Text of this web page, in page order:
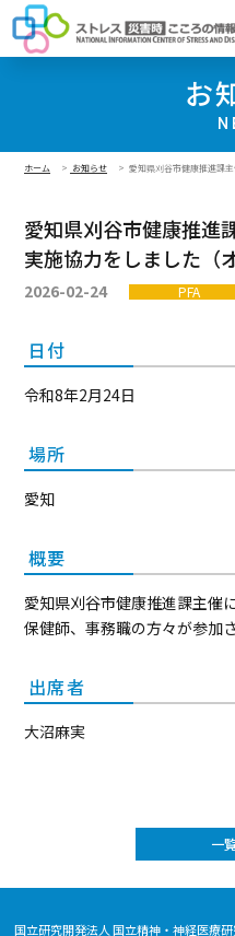
お
ホーム お知らせ 愛知県刈谷市健康推進課
愛知県刈谷市健康推進
実施協力をしました（
2026-02-24 PFA
日付
令和8年2月24日
場所
愛知
概要
愛知県刈谷市健康推進課主催
保健師、事務職の方々が参加
出席者
大沼麻実
一
国立研究開発法人 国立精神・神経医療